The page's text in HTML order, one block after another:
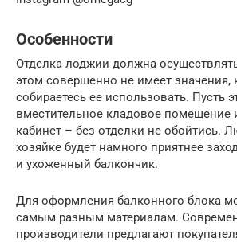
Особенности
Отделка лоджии должна
этом совершенно не имеет значения,
собираетесь ее использовать. Пусть
вместительное кладовое помещение
кабинет – без отделки не обойтись.
хозяйке будет намного приятнее
и ухоженный балкончик.
Для оформления балконного блока
самым разным материалам.
производители предлагают